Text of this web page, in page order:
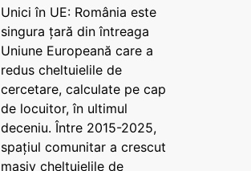
Unici în UE: România este
singura țară din întreaga
Uniune Europeană care a
redus cheltuielile de
cercetare, calculate pe cap
de locuitor, în ultimul
deceniu. Între 2015-2025,
spațiul comunitar a crescut
masiv cheltuielile de